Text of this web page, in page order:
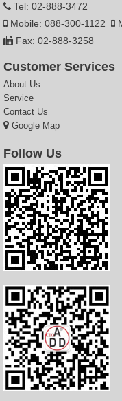
Tel: 02-888-3472
Mobile: 088-300-1122
Fax: 02-888-3258
Customer Services
About Us
Service
Contact Us
Google Map
Follow Us